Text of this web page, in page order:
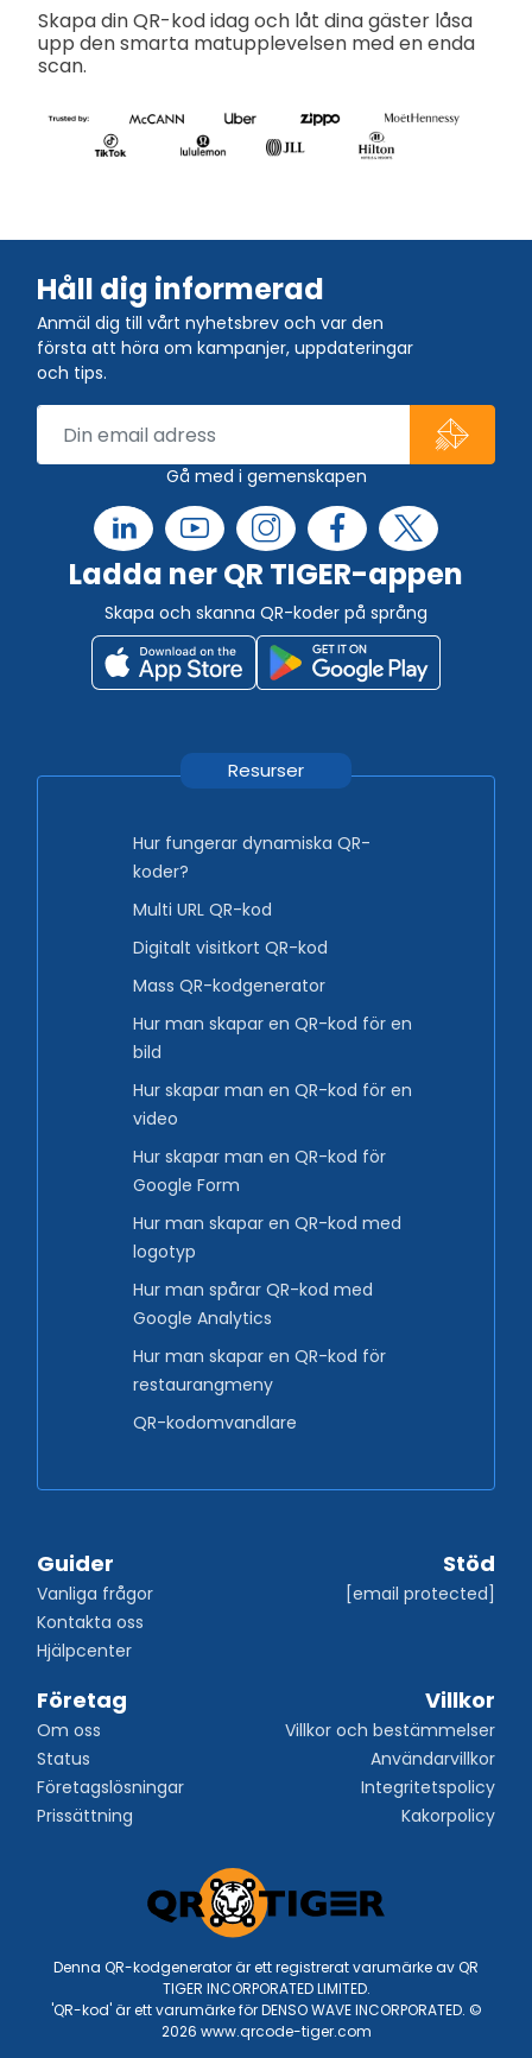
Skapa din QR-kod idag och låt dina gäster låsa
upp den smarta matupplevelsen med en enda
scan.
Håll dig informerad
Anmäl dig till vårt nyhetsbrev och var den
första att höra om kampanjer, uppdateringar
och tips.
Gå med i gemenskapen
Ladda ner QR TIGER-appen
Skapa och skanna QR-koder på språng
Resurser
Hur fungerar dynamiska QR-
koder?
Multi URL QR-kod
Digitalt visitkort QR-kod
Mass QR-kodgenerator
Hur man skapar en QR-kod för en
bild
Hur skapar man en QR-kod för en
video
Hur skapar man en QR-kod för
Google Form
Hur man skapar en QR-kod med
logotyp
Hur man spårar QR-kod med
Google Analytics
Hur man skapar en QR-kod för
restaurangmeny
QR-kodomvandlare
Guider
Vanliga frågor
Kontakta oss
Hjälpcenter
Stöd
[email protected]
Företag
Om oss
Status
Företagslösningar
Prissättning
Villkor
Villkor och bestämmelser
Användarvillkor
Integritetspolicy
Kakorpolicy
Denna QR-kodgenerator är ett registrerat varumärke av QR
TIGER INCORPORATED LIMITED.
'QR-kod' är ett varumärke för DENSO WAVE INCORPORATED. ©
2026 www.qrcode-tiger.com